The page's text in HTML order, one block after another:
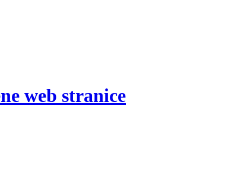
web stranice